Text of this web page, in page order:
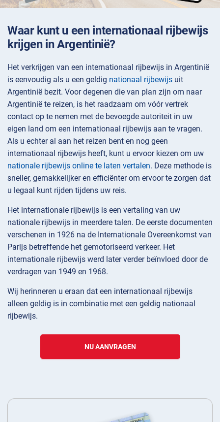
Waar kunt u een internationaal rijbewijs
krijgen in Argentinië?
Het verkrijgen van een internationaal rijbewijs in Argentinië
is eenvoudig als u een geldig nationaal rijbewijs uit
Argentinië bezit. Voor degenen die van plan zijn om naar
Argentinië te reizen, is het raadzaam om vóór vertrek
contact op te nemen met de bevoegde autoriteit in uw
eigen land om een internationaal rijbewijs aan te vragen.
Als u echter al aan het reizen bent en nog geen
internationaal rijbewijs heeft, kunt u ervoor kiezen om uw
nationale rijbewijs online te laten vertalen. Deze methode is
sneller, gemakkelijker en efficiënter om ervoor te zorgen dat
u legaal kunt rijden tijdens uw reis.
Het internationale rijbewijs is een vertaling van uw
nationale rijbewijs in meerdere talen. De eerste documenten
verschenen in 1926 na de Internationale Overeenkomst van
Parijs betreffende het gemotoriseerd verkeer. Het
internationale rijbewijs werd later verder beïnvloed door de
verdragen van 1949 en 1968.
Wij herinneren u eraan dat een internationaal rijbewijs
alleen geldig is in combinatie met een geldig nationaal
rijbewijs.
NU AANVRAGEN